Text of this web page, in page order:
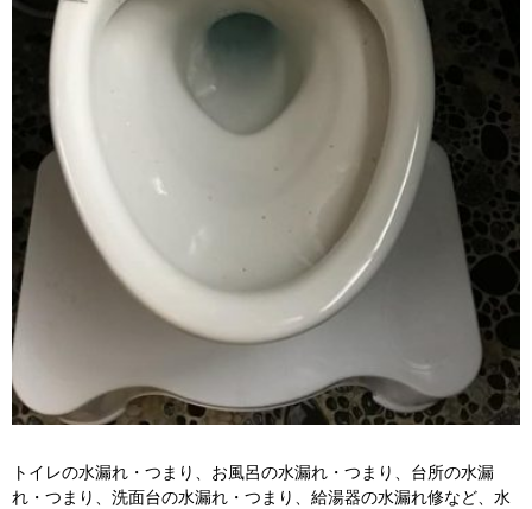
トイレの水漏れ・つまり、お風呂の水漏れ・つまり、台所の水漏
れ・つまり、洗面台の水漏れ・つまり、給湯器の水漏れ修など、水